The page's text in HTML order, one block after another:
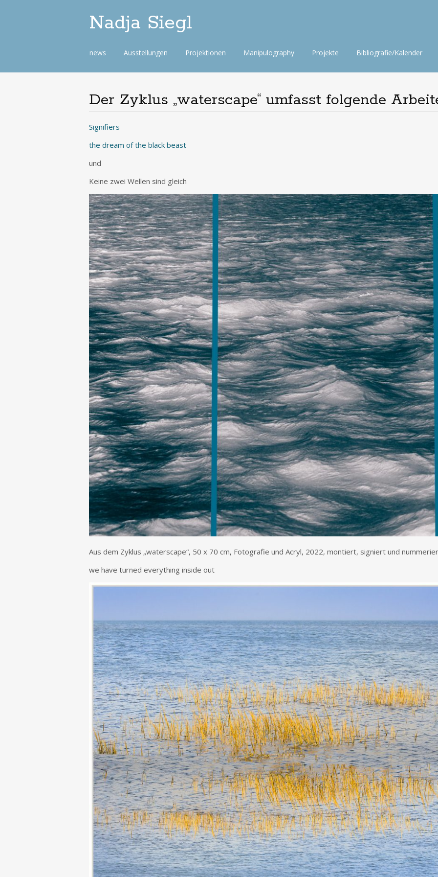
Nadja Siegl
Skip
content
news Ausstellungen Projektionen Manipulography Projekte Bibliografie/Kalender
Der Zyklus „waterscape“ umfasst folgende
Signifiers
the dream of the black beast
und
Keine zwei Wellen sind gleich
Aus dem Zyklus „waterscape“, 50 x 70 cm, Fotografie und Acryl, 2022, montiert, signiert und
we have turned everything inside out